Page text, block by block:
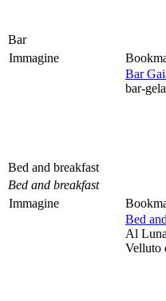
Bar
Immagine
Bar
bar-
Bed and breakfast
Bed and breakfast
Immagine
Bed
Al
Velluto